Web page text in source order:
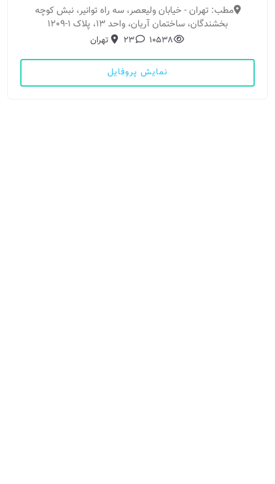
مطب: تهران - خیابان ولیعصر، سه راه توانیر، نبش کوچه
بخشندگان، ساختمان آریان، واحد 13، پلاک 1-1209
10538
23 تهران
نمایش پروفایل